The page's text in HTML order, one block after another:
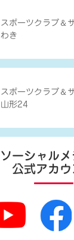
スポーツクラブ ＆
わき
スポーツクラブ ＆
山形24
ソーシャルメ
公式アカウ